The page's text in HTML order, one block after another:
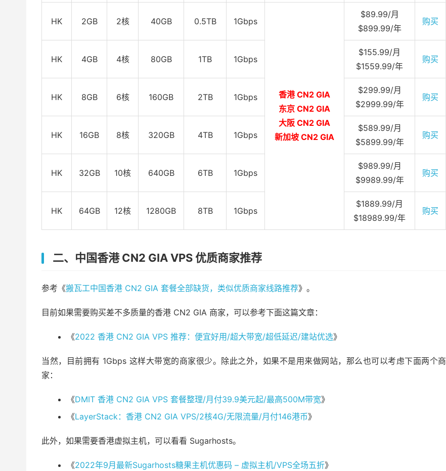
HK 2GB 2核 40GB 0.5TB 1Gbps
香港 CN2 GIA
东京 CN2 GIA
大阪 CN2 GIA
新加坡 CN2 GIA
$89.99/月
$899.99/年
购买
HK 4GB 4核 80GB 1TB 1Gbps
$155.99/月
$1559.99/年
购买
HK 8GB 6核 160GB 2TB 1Gbps
$299.99/月
$2999.99/年
购买
HK 16GB 8核 320GB 4TB 1Gbps
$589.99/月
$5899.99/年
购买
HK 32GB 10核 640GB 6TB 1Gbps
$989.99/月
$9989.99/年
购买
HK 64GB 12核 1280GB 8TB 1Gbps
$1889.99/月
$18989.99/年
购买
二、中国香港 CN2 GIA VPS 优质商家推荐
参考《搬瓦工中国香港 CN2 GIA 套餐全部缺货，类似优质商家线路推荐》。
目前如果需要购买差不多质量的香港 CN2 GIA 商家，可以参考下面这篇文章：
《2022 香港 CN2 GIA VPS 推荐：便宜好用/超大带宽/超低延迟/建站优选》
当然，目前拥有 1Gbps 这样大带宽的商家很少。除此之外，如果不是用来做网站，那么也可以考虑下面两个商
家：
《DMIT 香港 CN2 GIA VPS 套餐整理/月付39.9美元起/最高500M带宽》
《LayerStack：香港 CN2 GIA VPS/2核4G/无限流量/月付146港币》
此外，如果需要香港虚拟主机，可以看看 Sugarhosts。
《2022年9月最新Sugarhosts糖果主机优惠码 – 虚拟主机/VPS全场五折》